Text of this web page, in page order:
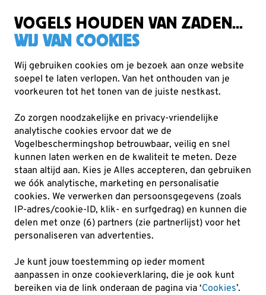
VOGELS HOUDEN VAN ZADEN...
WIJ VAN COOKIES
Wij gebruiken cookies om je bezoek aan onze website
soepel te laten verlopen. Van het onthouden van je
voorkeuren tot het tonen van de juiste nestkast.
Zo zorgen noodzakelijke en privacy-vriendelijke
analytische cookies ervoor dat we de
Vogelbeschermingshop betrouwbaar, veilig en snel
kunnen laten werken en de kwaliteit te meten. Deze
staan altijd aan. Kies je Alles accepteren, dan gebruiken
we óók analytische, marketing en personalisatie
cookies. We verwerken dan persoonsgegevens (zoals
IP-adres/cookie-ID, klik- en surfgedrag) en kunnen die
delen met onze (6) partners (zie partnerlijst) voor het
personaliseren van advertenties.
Je kunt jouw toestemming op ieder moment
aanpassen in onze cookieverklaring, die je ook kunt
bereiken via de link onderaan de pagina via ‘Cookies’.
Vogelvoer Vetbollen